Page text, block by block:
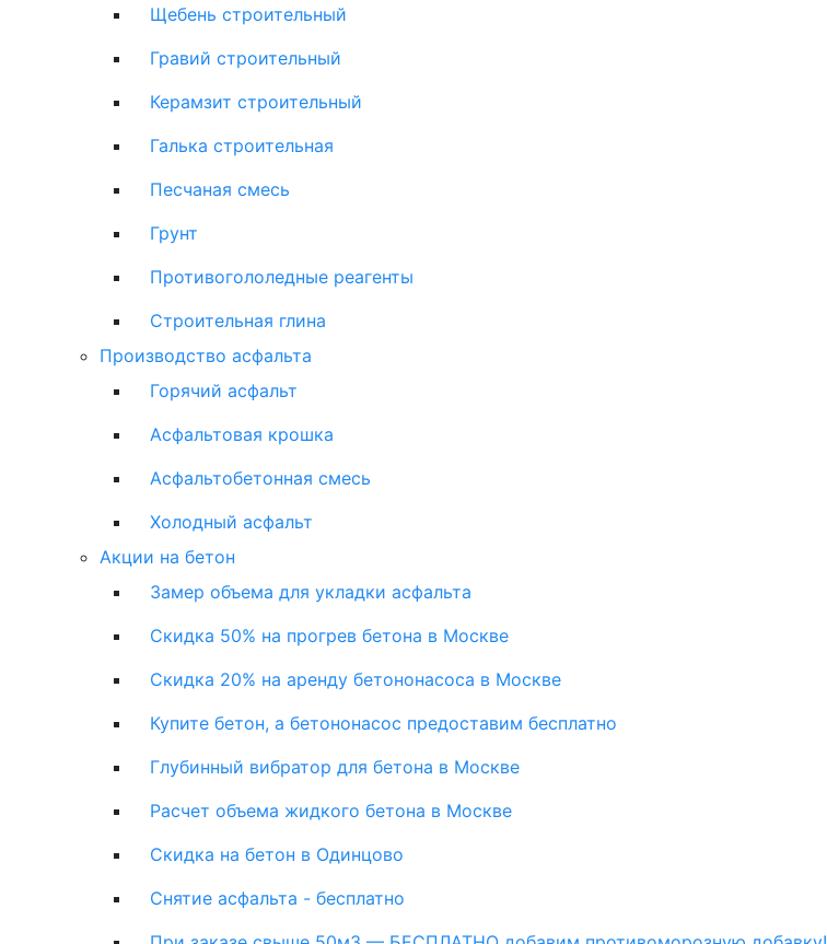
Щебень строительный
Гравий строительный
Керамзит строительный
Галька строительная
Песчаная смесь
Грунт
Противогололедные реагенты
Строительная глина
Производство асфальта
Горячий асфальт
Асфальтовая крошка
Асфальтобетонная смесь
Холодный асфальт
Акции на бетон
Замер объема для укладки асфальта
Скидка 50% на прогрев бетона в Москве
Скидка 20% на аренду бетононасоса в Москве
Купите бетон, а бетононасос предоставим бесплатно
Глубинный вибратор для бетона в Москве
Расчет объема жидкого бетона в Москве
Скидка на бетон в Одинцово
Снятие асфальта - бесплатно